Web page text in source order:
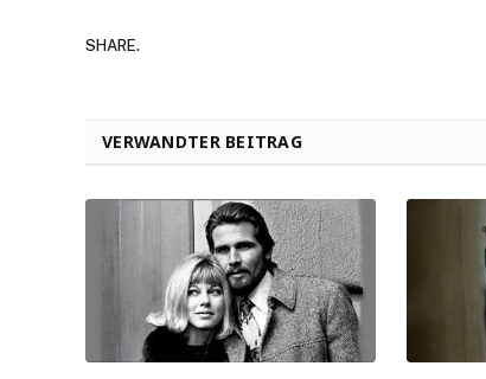
SHARE.
VERWANDTER BEITRAG